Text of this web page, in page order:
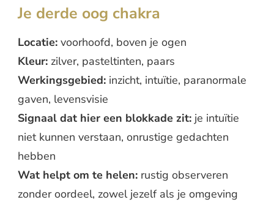
Je derde oog chakra
Locatie: voorhoofd, boven je ogen
Kleur: zilver, pasteltinten, paars
Werkingsgebied: inzicht, intuïtie, paranormale
gaven, levensvisie
Signaal dat hier een blokkade zit: je intuïtie
niet kunnen verstaan, onrustige gedachten
hebben
Wat helpt om te helen: rustig observeren
zonder oordeel, zowel jezelf als je omgeving